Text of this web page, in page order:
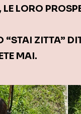
LORO
“STAI ZITTA”
MAI.